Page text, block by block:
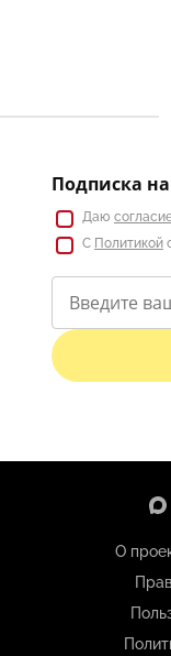
Подписка
Даю
С Политикой
О